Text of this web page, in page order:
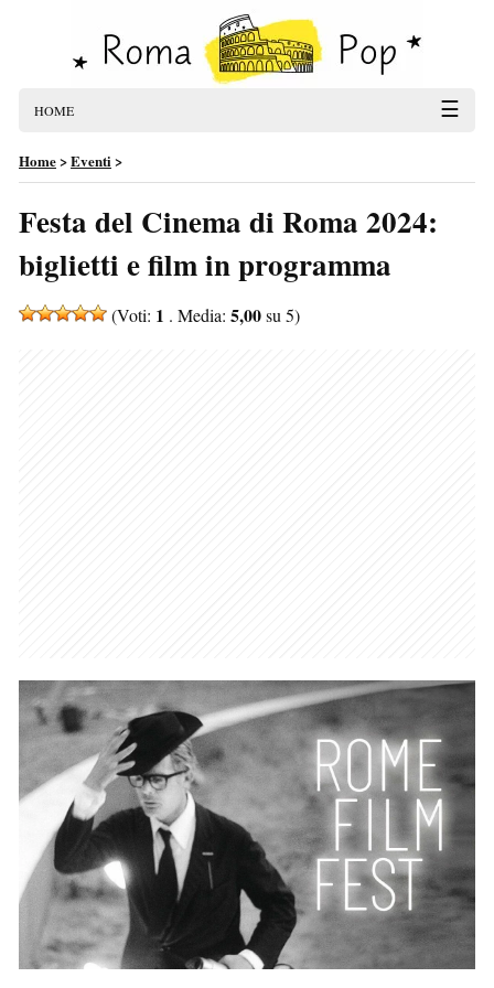
HOME ☰
Home>Eventi>
Festa del Cinema di Roma 2024:
biglietti e film in programma
(Voti: 1 . Media: 5,00su 5)